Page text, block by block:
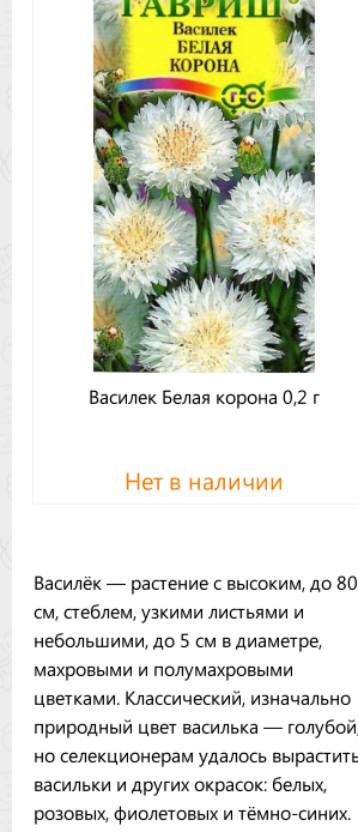
Василек Белая корона 0,2 г
Нет в наличии
Василёк — растение с высоким, до 80
см, стеблем, узкими листьями и
небольшими, до 5 см в диаметре,
махровыми и полумахровыми
цветками. Классический, изначально
природный цвет василька — голубой,
но селекционерам удалось вырастить
васильки и других окрасок: белых,
розовых, фиолетовых и тёмно-синих.